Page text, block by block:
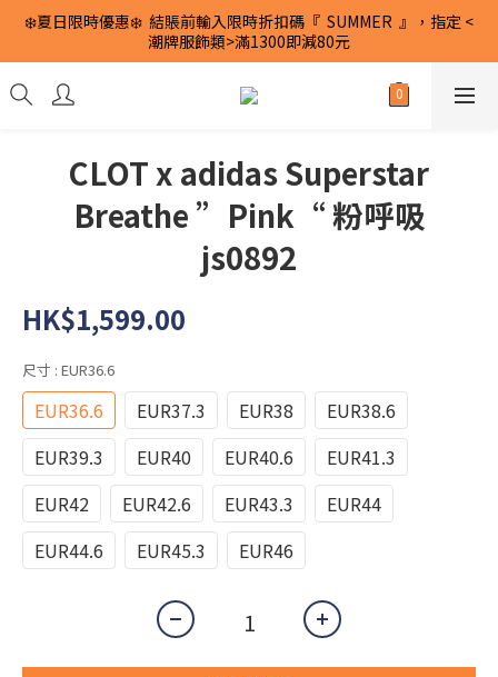
❄️夏日限時優惠❄️  結賬前輸入限時折扣碼『  SUMMER  』，指定 <
潮牌服飾類>滿1300即減80元
CLOT x adidas Superstar
Breathe ”Pink“ 粉呼吸
js0892
HK$1,599.00
尺寸 : EUR36.6
EUR36.6 EUR37.3 EUR38
EUR38.6
EUR39.3
EUR40 EUR40.6
EUR41.3
EUR42
EUR42.6 EUR43.3
EUR44
EUR44.6
EUR45.3 EUR46